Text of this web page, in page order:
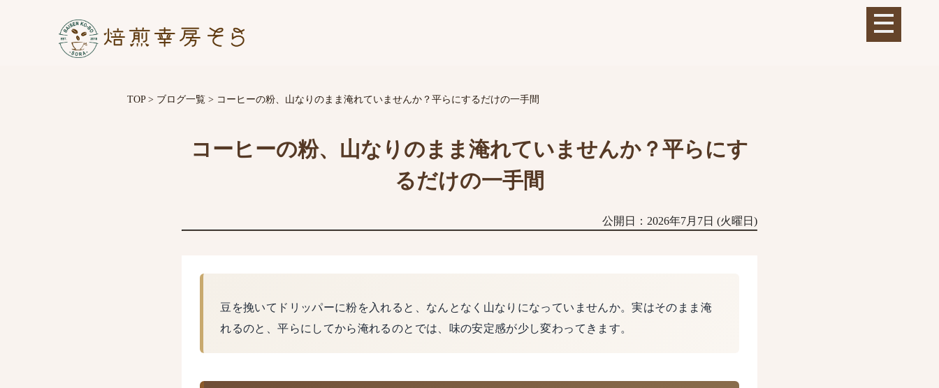
TOP> ブログ一覧 > コーヒーの粉、山なりのまま淹れていませんか？平らにするだけの一手間
コーヒーの粉、山なりのまま淹れていませんか？平らにす
るだけの一手間
公開日：2026年7月7日 (火曜日)
豆を挽いてドリッパーに粉を入れると、なんとなく山なりになっていませんか。実はそのまま淹
れるのと、平らにしてから淹れるのとでは、味の安定感が少し変わってきます。